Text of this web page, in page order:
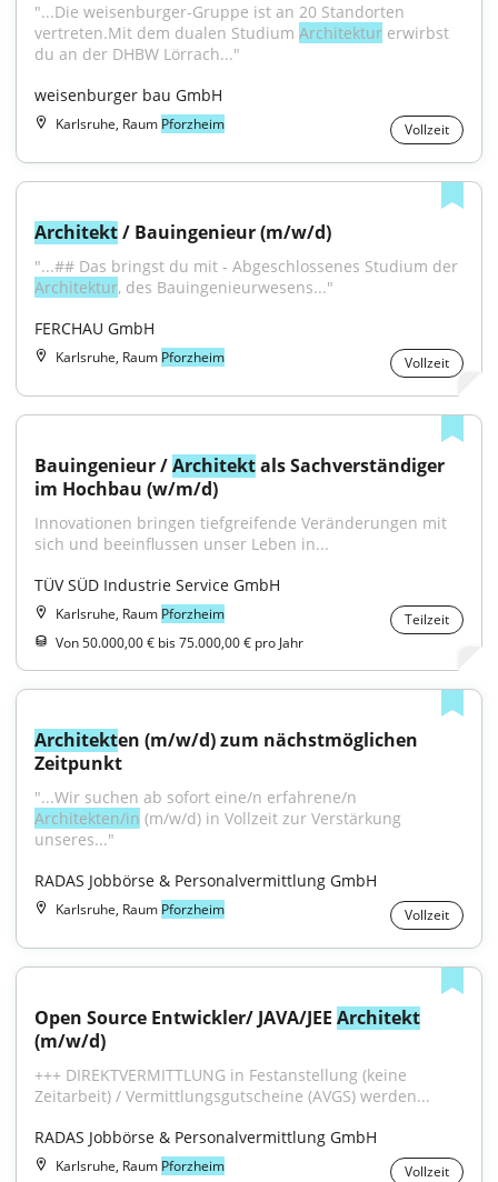
"...Die weisenburger-Gruppe ist an 20 Standorten
vertreten.Mit dem dualen Studium Architektur erwirbst
du an der DHBW Lörrach..."
weisenburger bau GmbH
Karlsruhe, Raum Pforzheim Vollzeit
Architekt / Bauingenieur (m/w/d)
Architektur, des Bauingenieurwesens..."
FERCHAU GmbH
Karlsruhe, Raum Pforzheim Vollzeit
Bauingenieur / Architekt als Sachverständiger
im Hochbau (w/m/d)
Innovationen bringen tiefgreifende Veränderungen mit
sich und beeinflussen unser Leben in...
TÜV SÜD Industrie Service GmbH
Karlsruhe, Raum Pforzheim
Teilzeit
Von 50.000,00 € bis 75.000,00 € pro Jahr
Architekten (m/w/d) zum nächstmöglichen
Zeitpunkt
Architekten/in (m/w/d) in Vollzeit zur Verstärkung
unseres..."
RADAS Jobbörse & Personalvermittlung GmbH
Karlsruhe, Raum Pforzheim Vollzeit
Open Source Entwickler/ JAVA/JEE Architekt
(m/w/d)
+++ DIREKTVERMITTLUNG in Festanstellung (keine
Zeitarbeit) / Vermittlungsgutscheine (AVGS) werden...
RADAS Jobbörse & Personalvermittlung GmbH
Karlsruhe, Raum Pforzheim Vollzeit